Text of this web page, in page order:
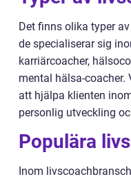
Det finns olika typer
de specialiserar sig
karriärcoacher,
mental hälsa-coacher.
att hjälpa klienten
personlig utveckling
Populära
Inom